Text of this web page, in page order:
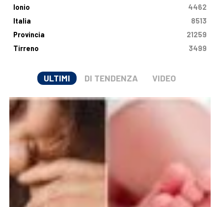
Ionio
4462
Italia
8513
Provincia
21259
Tirreno
3499
ULTIMI DI TENDENZA VIDEO